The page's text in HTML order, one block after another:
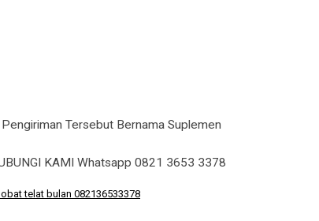
Tersebut Bernama Suplemen
KAMI Whatsapp 0821 3653 3378
telat bulan 082136533378